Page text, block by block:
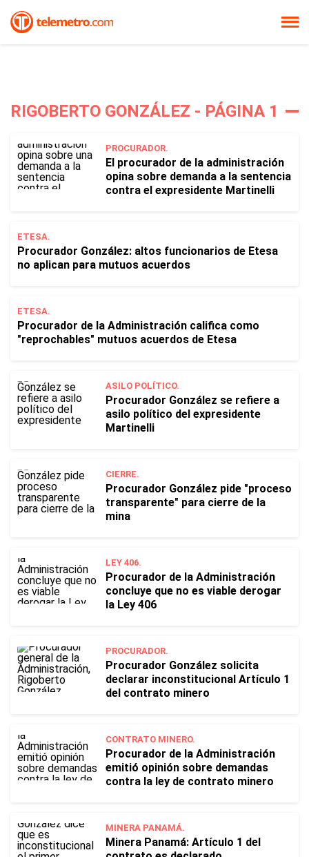
RIGOBERTO GONZÁLEZ - PÁGINA 1
PROCURADOR.
El procurador de la administración
opina sobre demanda a la sentencia
contra el expresidente Martinelli
ETESA.
Procurador González: altos funcionarios de Etesa
no aplican para mutuos acuerdos
ETESA.
Procurador de la Administración califica como
"reprochables" mutuos acuerdos de Etesa
ASILO POLÍTICO.
Procurador González se refiere a
asilo político del expresidente
Martinelli
CIERRE.
Procurador González pide "proceso
transparente" para cierre de la
mina
LEY 406.
Procurador de la Administración
concluye que no es viable derogar
la Ley 406
PROCURADOR.
Procurador González solicita
declarar inconstitucional Artículo 1
del contrato minero
CONTRATO MINERO.
Procurador de la Administración
emitió opinión sobre demandas
contra la ley de contrato minero
MINERA PANAMÁ.
Minera Panamá: Artículo 1 del